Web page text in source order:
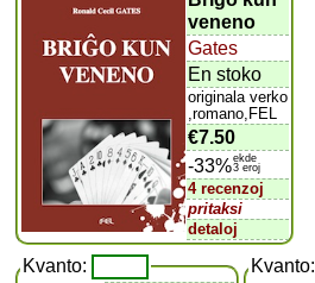
veneno
Gates
En stoko
originala verko
,romano,FEL
€7.50
-33%ekde
3 eroj
4 recenzoj
pritaksi
detaloj
Kvanto:
Kvanto: